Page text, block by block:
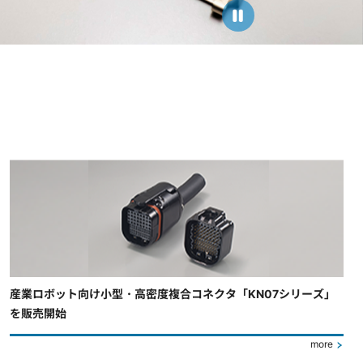
産業ロボット向け小型・高密度複合コネクタ「KN07シリーズ」
を販売開始
more